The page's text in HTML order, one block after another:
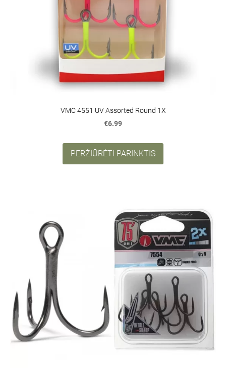
VMC 4551 UV Assorted Round 1X
€6.99
PERŽIŪRĖTI PARINKTIS